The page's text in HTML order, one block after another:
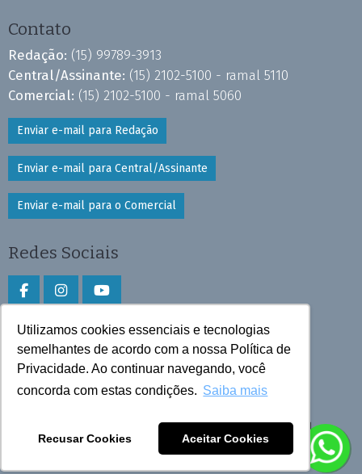
Utilizamos cookies essenciais e tecnologias
semelhantes de acordo com a nossa Política de
Privacidade. Ao continuar navegando, você
concorda com estas condições. Saiba mais
Recusar Cookies Aceitar Cookies
Contato
Redação: (15) 99789-3913
Central/Assinante: (15) 2102-5100 - ramal 5110
Comercial: (15) 2102-5100 - ramal 5060
Enviar e-mail para Redação
Enviar e-mail para Central/Assinante
Enviar e-mail para o Comercial
Redes Sociais
Faça download do aplicativo
Play Store e App Store
Todos os direitos reservados © 2025 Cruzeiro do Sul